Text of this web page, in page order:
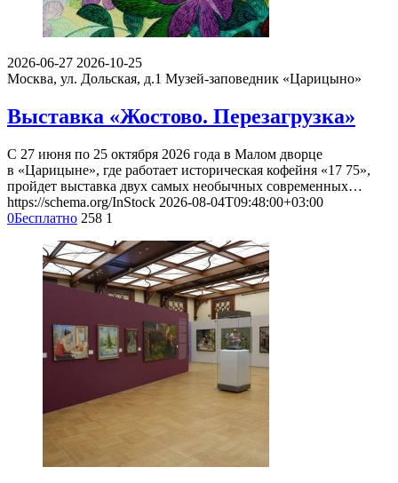
2026-06-27 2026-10-25
Москва, ул. Дольская, д.1 Музей-заповедник «Царицыно»
Выставка «Жостово. Перезагрузка»
С 27 июня по 25 октября 2026 года в Малом дворце
в «Царицыне», где работает историческая кофейня «17 75»,
пройдет выставка двух самых необычных современных…
https://schema.org/InStock 2026-08-04T09:48:00+03:00
0Бесплатно 258 1